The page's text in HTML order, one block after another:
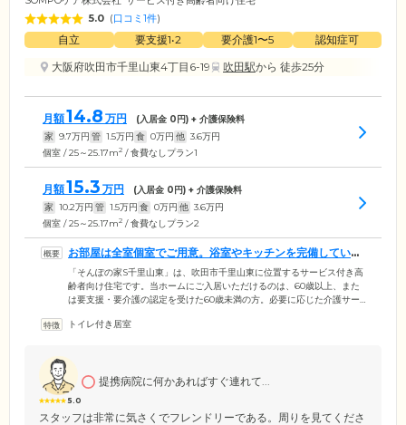
5.0 (口コミ1件)
自立 要支援1•2 要介護1〜5
認知症可
大阪府吹田市千里山東4丁目6-19
吹田駅から 徒歩25分
月額14.8 万円 (入居金 0円) + 介護保険料
家 9.7万円 管 1.5万円 食 0万円 他 3.6万円
個室 / 25～25.17m2 / 食費なしプラン1
月額15.3 万円 (入居金 0円) + 介護保険料
家 10.2万円 管 1.5万円 食 0万円 他 3.6万円
個室 / 25～25.17m2 / 食費なしプラン2
お部屋は全室個室でご用意。浴室やキッチンを完備していま
す「そんぽの家S千里山東」は、吹田市千里山東に位置するサービス付き高
齢者向け住宅です。当ホームにご入居いただけるのは、60歳以上、また
は要支援・要介護の認定を受けた60歳未満の方。必要に応じた介護サー
みなさまがお住まいになる居室は、プライバシーに配慮した個室をご用
方も、安全にご移動いただけます。
トイレ付き居室
5.0
提携病院に何かあればすぐ連れて...
スタッフは非常に気さくでフレンドリーである。周りを見てくださ